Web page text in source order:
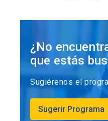
¿No
que estás
Sugiérenos el
Sugerir Programa